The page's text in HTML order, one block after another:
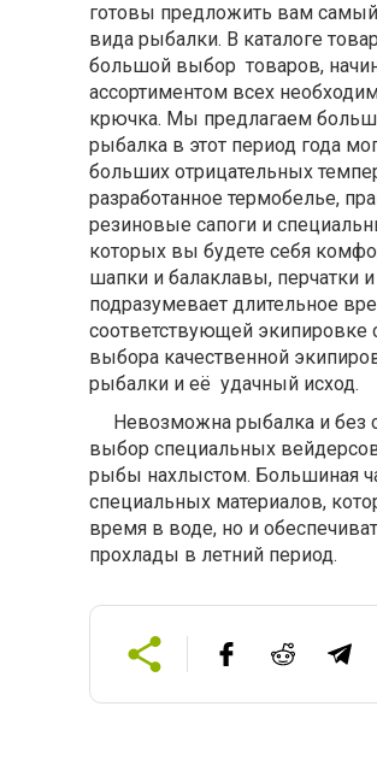
готовы предложить вам
вида рыбалки. В каталоге
большой выбор товаров,
ассортиментом всех
крючка. Мы предлагаем
рыбалка в этот период года
больших отрицательных
разработанное термобелье,
резиновые сапоги и
которых вы будете себя
шапки и балаклавы, перчатки
подразумевает длительное
соответствующей экипировке
выбора качественной
рыбалки и её удачный исход.
Невозможна рыбалка и без
выбор специальных
рыбы нахлыстом. Большиная
специальных материалов,
время в воде, но и
прохлады в летний период.